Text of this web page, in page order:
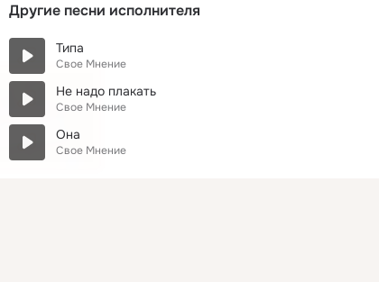
Другие песни исполнителя
Типа
Свое Мнение
Не надо плакать
Свое Мнение
Она
Свое Мнение